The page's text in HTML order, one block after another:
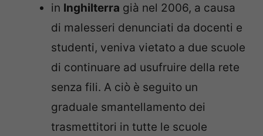
in Inghilterra già nel 2006, a causa
di malesseri denunciati da docenti e
studenti, veniva vietato a due scuole
di continuare ad usufruire della rete
senza fili. A ciò è seguito un
graduale smantellamento dei
trasmettitori in tutte le scuole